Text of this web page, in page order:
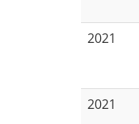
2021
2021